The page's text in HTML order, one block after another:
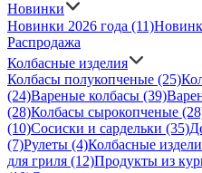
Новинки
Новинки 2026 года (11)
Распродажа
Колбасные изделия
Колбасы полукопченые (25)
(24)Вареные колбасы (39)
(28)Колбасы сырокопченые
(10)Сосиски и сардельки (35)
(7)Рулеты (4)Колбасные
для гриля (12)Продукты из